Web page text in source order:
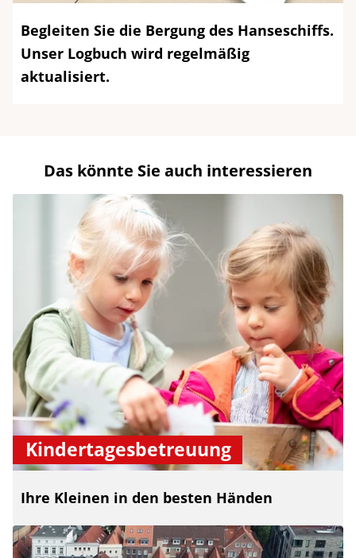
Begleiten Sie die Bergung des Hanseschiffs.
Unser Logbuch wird regelmäßig
aktualisiert.
Das könnte Sie auch interessieren
Kindertagesbetreuung
Ihre Kleinen in den besten Händen